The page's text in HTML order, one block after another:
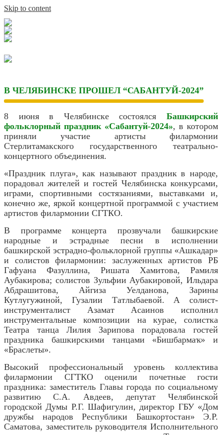
Skip to content
В ЧЕЛЯБИНСКЕ ПРОШЕЛ “САБАНТУЙ-2024”
8 июня в Челябинске состоялся Башкирский
фольклорный праздник «Сабантуй-2024», в котором
приняли участие артисты филармонии
Стерлитамакского государственного театрально-
концертного объединения.
«Праздник плуга», как называют праздник в народе,
порадовал жителей и гостей Челябинска конкурсами,
играми, спортивными состязаниями, выставками и,
конечно же, яркой концертной программой с участием
артистов филармонии СГТКО.
В программе концерта прозвучали башкирские
народные и эстрадные песни в исполнении
башкирской эстрадно-фольклорной группы «Ашкадар»
и солистов филармонии: заслуженных артистов РБ
Гафуана Фазуллина, Ришата Хамитова, Рамиля
Аубакирова; солистов Зульфии Аубакировой, Ильдара
Абдрашитова, Айгиза Уелданова, Зарины
Кутлугужиной, Гузалии Татлыбаевой. А солист-
инструменталист Азамат Асаинов исполнил
инструментальные композиции на курае, солистка
Театра танца Лилия Зарипова порадовала гостей
праздника башкирскими танцами «Бишбармаҡ» и
«Браслеты».
Высокий профессиональный уровень коллектива
филармонии СГТКО оценили почетные гости
праздника: заместитель Главы города по социальному
развитию С.А. Авдеев, депутат Челябинской
городской Думы Р.Г. Шафигулин, директор ГБУ «Дом
дружбы народов Республики Башкортостан» Э.Р.
Саматова, заместитель руководителя Исполнительного